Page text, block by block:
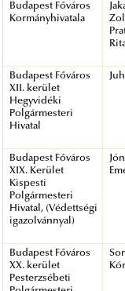
Budapest Főváros
Kormányhivatala
Budapest Főváros
XII. kerület
Hegyvidéki
Polgármesteri
Hivatal
Budapest Főváros
XIX. Kerület
Kispesti
Polgármesteri
Hivatal, (Védettségi
igazolvánnyal)
Budapest Főváros
XX. kerület
Pesterzsébeti